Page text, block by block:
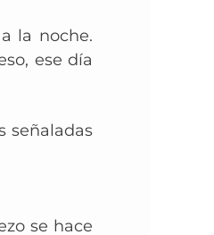
la noche.
ese día
señaladas
se hace